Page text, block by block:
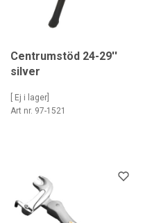
Centrumstöd 24-29''
silver
[ Ej i lager]
Art nr. 97-1521